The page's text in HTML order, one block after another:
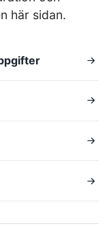
här sidan.